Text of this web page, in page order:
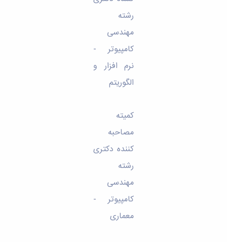
رشته
مهندسی
کامپیوتر -
نرم افزار و
الگوریتم
کمیته
مصاحبه
کننده دکتری
رشته
مهندسی
کامپیوتر -
معماری